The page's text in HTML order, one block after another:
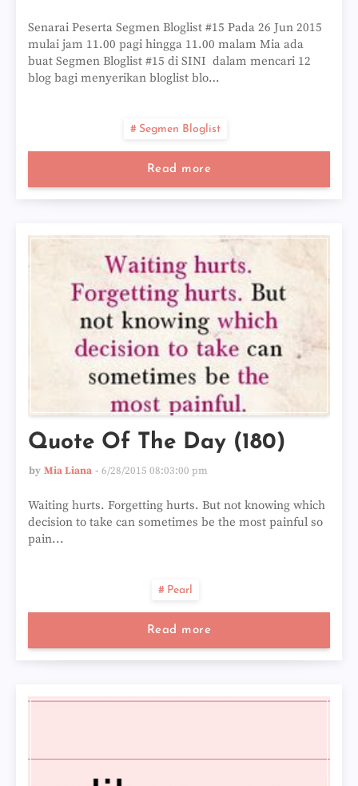
Senarai Peserta Segmen Bloglist #15 Pada 26 Jun 2015
mulai jam 11.00 pagi hingga 11.00 malam Mia ada
buat Segmen Bloglist #15 di SINI dalam mencari 12
blog bagi menyerikan bloglist blo…
Segmen Bloglist
Read more
Quote Of The Day (180)
by Mia Liana 6/28/2015 08:03:00 pm
Waiting hurts. Forgetting hurts. But not knowing which
decision to take can sometimes be the most painful so
pain...
Pearl
Read more